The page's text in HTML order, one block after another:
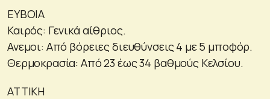
ΕΥΒΟΙΑ
Καιρός: Γενικά αίθριος.
Ανεμοι: Από βόρειες διευθύνσεις 4 με 5 μποφόρ.
Θερμοκρασία: Από 23 έως 34 βαθμούς Κελσίου.
ΑΤΤΙΚΗ